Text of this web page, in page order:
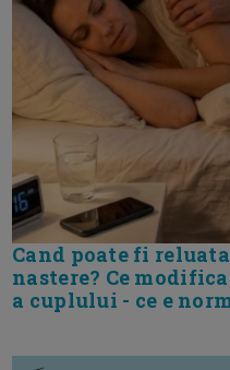
Cand poate fi
nastere? Ce
a cuplului - ce e